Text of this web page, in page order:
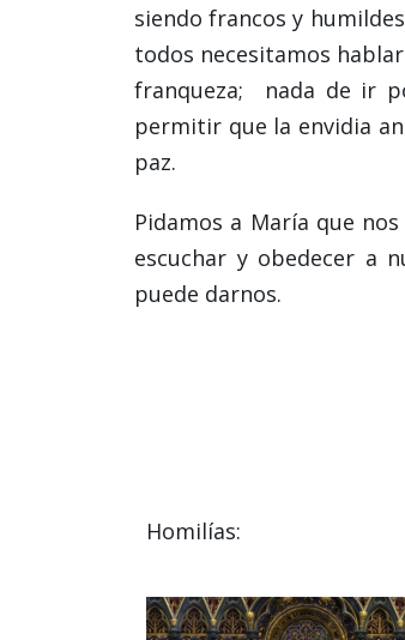
siendo francos y
todos necesitamos
franqueza; nada de ir
permitir que la envidia
paz.
Pidamos a María que
escuchar y obedecer a
puede darnos.
Homilías: